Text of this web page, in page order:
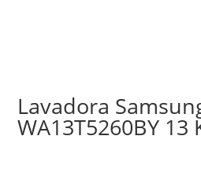
Lavadora
WA13T5260BY 13